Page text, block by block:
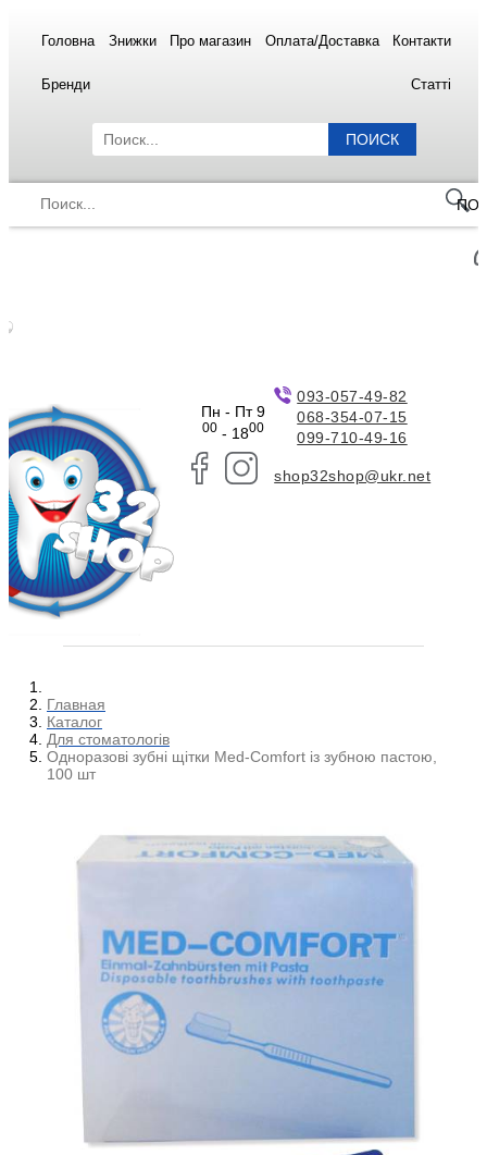
Головна Знижки Про магазин Оплата/Доставка Контакти
Бренди Статті
ПОИСК
Пн - Пт 9
00- 1800
093-057-49-82
068-354-07-15
099-710-49-16
shop32shop@ukr.net
Главная
Каталог
Для стоматологів
Одноразові зубні щітки Med-Comfort із зубною пастою,
100 шт